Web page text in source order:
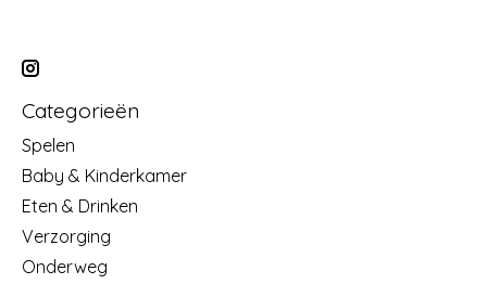
Categorieën
Spelen
Baby & Kinderkamer
Eten & Drinken
Verzorging
Onderweg